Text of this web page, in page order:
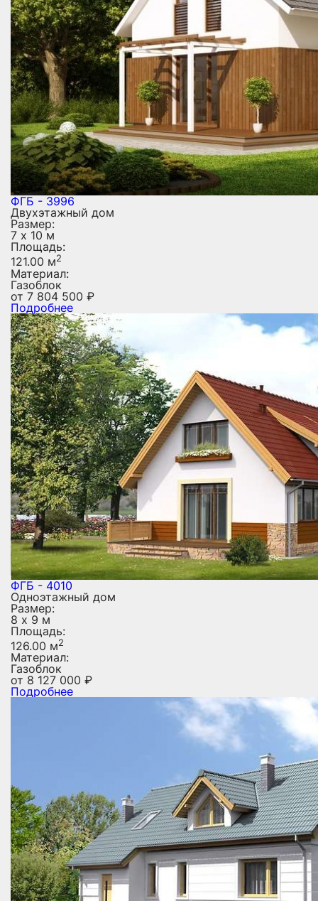
ФГБ - 3996
Двухэтажный дом
Размер:
7 х 10 м
Площадь:
121.00 м2
Материал:
Газоблок
от 7 804 500 ₽
Подробнее
ФГБ - 4010
Одноэтажный дом
Размер:
8 х 9 м
Площадь:
126.00 м2
Материал:
Газоблок
от 8 127 000 ₽
Подробнее